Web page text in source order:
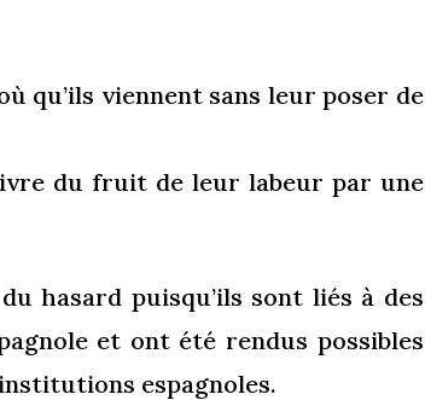
qu’ils viennent sans leur poser de
du fruit de leur labeur par une
hasard puisqu’ils sont liés à des
et ont été rendus possibles
espagnoles.